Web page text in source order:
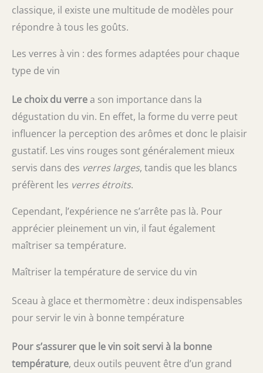
classique, il existe une multitude de modèles pour
répondre à tous les goûts.
Les verres à vin : des formes adaptées pour chaque
type de vin
Le choix du verrea son importance dans la
dégustation du vin. En effet, la forme du verre peut
influencer la perception des arômes et donc le plaisir
gustatif. Les vins rouges sont généralement mieux
servis dans des verres larges, tandis que les blancs
préfèrent les verres étroits.
Cependant, l’expérience ne s’arrête pas là. Pour
apprécier pleinement un vin, il faut également
maîtriser sa température.
Maîtriser la température de service du vin
Sceau à glace et thermomètre : deux indispensables
pour servir le vin à bonne température
Pour s’assurer que le vin soit servi à la bonne
température, deux outils peuvent être d’un grand